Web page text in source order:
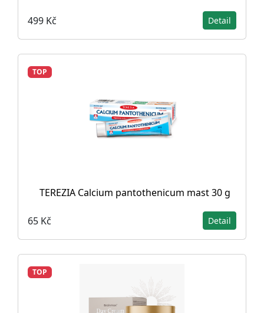
499 Kč Detail
TOP
TEREZIA Calcium pantothenicum mast 30 g
65 Kč Detail
TOP